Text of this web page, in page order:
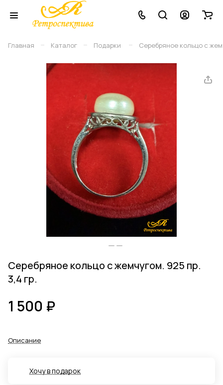
Главная – Каталог – Подарки – Серебряное кольцо с
Серебряное кольцо с жемчугом. 925 пр.
3,4 гр.
1 500 ₽
Описание
Хочу в подарок